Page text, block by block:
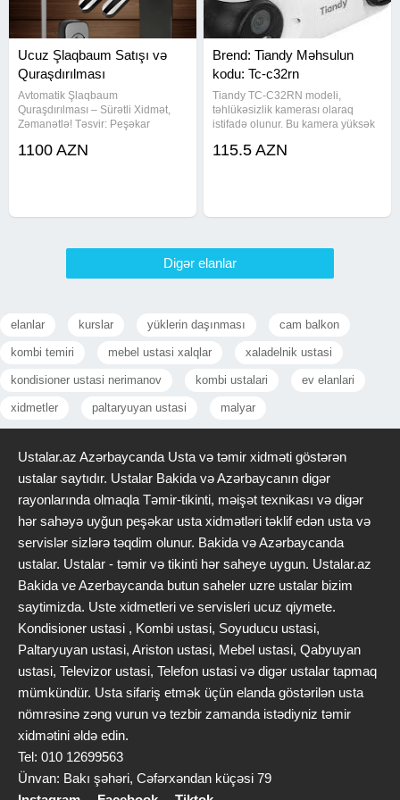
Ucuz Şlaqbaum Satışı və
Quraşdırılması
Avtomatik Şlaqbaum
Quraşdırılması – Sürətli Xidmət,
Zəmanətlə! Təsvir: Peşəkar
Bakı və ətraf ərazilərdə. Biz
1100 AZN
Brend: Tiandy Məhsulun
kodu: Tc-c32rn
Tiandy TC-C32RN modeli,
təhlükəsizlik kamerası olaraq
istifadə olunur. Bu kamera yüksək
müasir texnologiyalarla təchiz
115.5 AZN
Digər elanlar
elanlar kurslar yüklerin daşınması cam balkon
kombi temiri mebel ustasi xalqlar xaladelnik ustasi
kondisioner ustasi nerimanov kombi ustalari ev elanlari
xidmetler paltaryuyan ustasi malyar
Ustalar.az Azərbaycanda Usta və təmir xidməti göstərən
ustalar saytıdır. Ustalar Bakida və Azərbaycanın digər
rayonlarında olmaqla Təmir-tikinti, məişət texnikası və digər
hər sahəyə uyğun peşəkar usta xidmətləri təklif edən usta və
servislər sizlərə təqdim olunur. Bakida və Azərbaycanda
ustalar. Ustalar - təmir və tikinti hər saheye uygun. Ustalar.az
Bakida ve Azerbaycanda butun saheler uzre ustalar bizim
saytimizda. Uste xidmetleri ve servisleri ucuz qiymete.
Kondisioner ustasi , Kombi ustasi, Soyuducu ustasi,
Paltaryuyan ustasi, Ariston ustasi, Mebel ustasi, Qabyuyan
ustasi, Televizor ustasi, Telefon ustasi və digər ustalar tapmaq
mümkündür. Usta sifariş etmək üçün elanda göstərilən usta
nömrəsinə zəng vurun və tezbir zamanda istədiyniz təmir
xidmətini əldə edin.
Tel: 010 12699563
Ünvan: Bakı şəhəri, Cəfərxəndan küçəsi 79